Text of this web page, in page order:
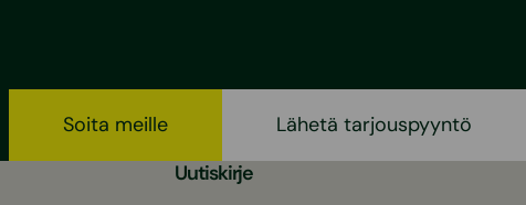
Soita meille
Lähetä tarjouspyyntö
Uutiskirje